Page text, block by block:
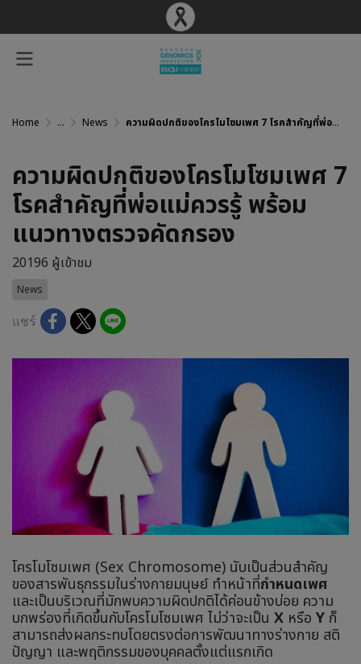
Home ... News ความผิดปกติของโครโมโซมเพศ 7 โรคสำคัญที่พ่อแม่ควรรู้ พร้อมแนวทางตรวจคัดกรอง
ความผิดปกติของโครโมโซมเพศ 7
โรคสำคัญที่พ่อแม่ควรรู้ พร้อม
แนวทางตรวจคัดกรอง
20196 ผู้เข้าชม
News
แชร์
โครโมโซมเพศ (Sex Chromosome) นับเป็นส่วนสำคัญ
ของสารพันธุกรรมในร่างกายมนุษย์ ทำหน้าที่กำหนดเพศ
และเป็นบริเวณที่มักพบความผิดปกติได้ค่อนข้างบ่อย ความ
บกพร่องที่เกิดขึ้นกับโครโมโซมเพศ ไม่ว่าจะเป็น X หรือ Y ก็
สามารถส่งผลกระทบโดยตรงต่อการพัฒนาทางร่างกาย สติ
ปัญญา และพฤติกรรมของบุคคลตั้งแต่แรกเกิด